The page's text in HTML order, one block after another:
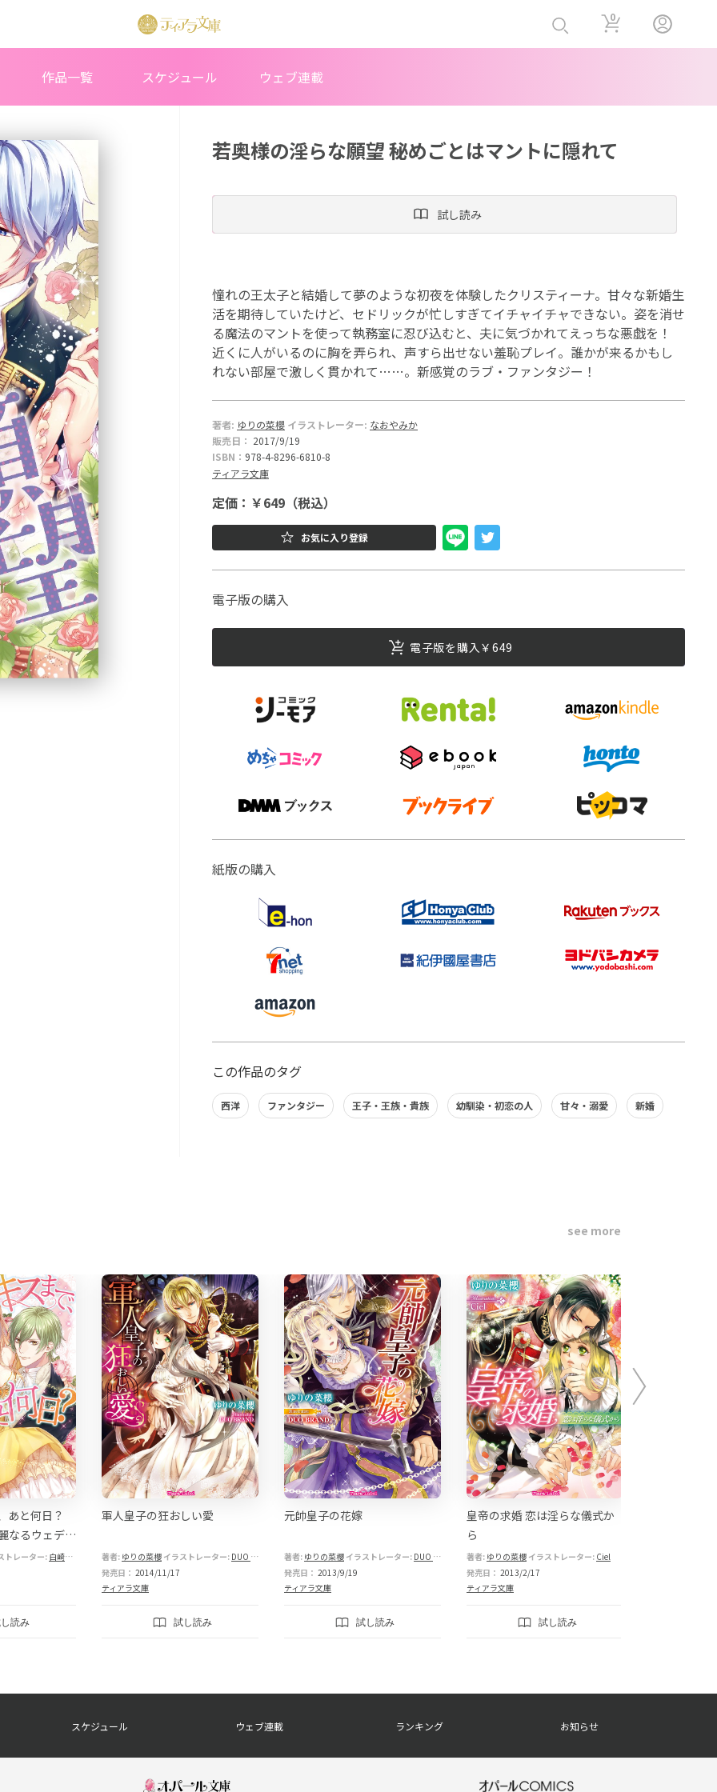
作品一覧 スケジュール ウェブ連載
0
若奥様の淫らな願望 秘めごとはマントに隠れて
試し読み
憧れの王太子と結婚して夢のような初夜を体験したクリスティーナ。甘々な新婚生
活を期待していたけど、セドリックが忙しすぎてイチャイチャできない。姿を消せ
る魔法のマントを使って執務室に忍び込むと、夫に気づかれてえっちな悪戯を！
近くに人がいるのに胸を弄られ、声すら出せない羞恥プレイ。誰かが来るかもし
れない部屋で激しく貫かれて……。新感覚のラブ・ファンタジー！
著者: ゆりの菜櫻 イラストレーター: なおやみか
販売日： 2017/9/19
ISBN： 978-4-8296-6810-8
ティアラ文庫
定価：￥649（税込）
お気に入り登録
電子版の購入
電子版を購入￥649
紙版の購入
この作品のタグ
西洋 ファンタジー 王子・王族・貴族 幼馴染・初恋の人 甘々・溺愛 新婚
see more
あと何日？
なるウェディ
トレーター: 白崎小夜
読み
軍人皇子の狂おしい愛
著者: ゆりの菜櫻 イラストレーター: DUO BRAND.
発売日： 2014/11/17
ティアラ文庫
試し読み
元帥皇子の花嫁
著者: ゆりの菜櫻 イラストレーター: DUO BRAND.
発売日： 2013/9/19
ティアラ文庫
試し読み
皇帝の求婚 恋は淫らな儀式か
ら
著者: ゆりの菜櫻 イラストレーター: Ciel
発売日： 2013/2/17
ティアラ文庫
試し読み
スケジュール ウェブ連載 ランキング お知らせ